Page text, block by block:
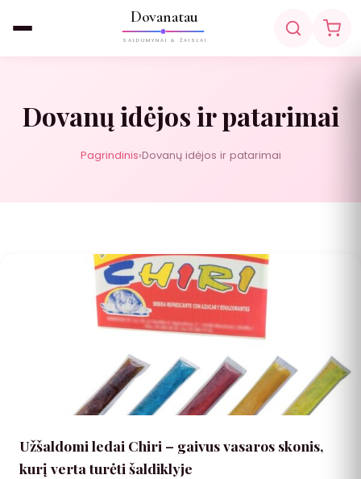
Dovanatau
SALDUMYNAI & ŽAISLAI
Dovanų idėjos ir patarimai
Pagrindinis›Dovanų idėjos ir patarimai
Užšaldomi ledai Chiri – gaivus vasaros skonis,
kurį verta turėti šaldiklyje